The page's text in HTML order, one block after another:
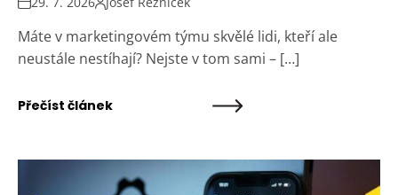
Máte v marketingovém týmu skvělé lidi, kteří ale
neustále nestíhají? Nejste v tom sami – […]
Přečíst článek